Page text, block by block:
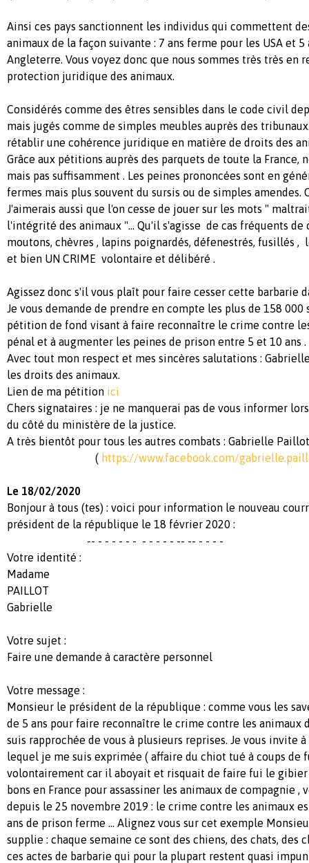
Ainsi ces pays sanctionnent les individus qui commettent
animaux de la façon suivante : 7 ans ferme pour les USA et
Angleterre. Vous voyez donc que nous sommes très très en
protection juridique des animaux.
Considérés comme des êtres sensibles dans le code civil
mais jugés comme de simples meubles auprès des
rétablir une cohérence juridique en matière de droits des
Grâce aux pétitions auprès des parquets de toute la France,
mais pas suffisamment . Les peines prononcées sont en
fermes mais plus souvent du sursis ou de simples amendes.
J'aimerais aussi que l'on cesse de jouer sur les mots "
l'intégrité des animaux "... Qu'il s'agisse de cas fréquents de
moutons, chèvres , lapins poignardés, défenestrés, fusillés
et bien UN CRIME volontaire et délibéré .
Agissez donc s'il vous plaît pour faire cesser cette barbarie
Je vous demande de prendre en compte les plus de 158 000
pétition de fond visant à faire reconnaître le crime contre
pénal et à augmenter les peines de prison entre 5 et 10 ans .
Avec tout mon respect et mes sincères salutations :
les droits des animaux.
Lien de ma pétition ici
Chers signataires : je ne manquerai pas de vous informer
du côté du ministère de la justice.
A très bientôt pour tous les autres combats : Gabrielle
( https://www.facebook.com/
Le 18/02/2020
Bonjour à tous (tes) : voici pour information le nouveau
président de la république le 18 février 2020 :
-- - - - - - - - - - - - -- -- - - - -
Votre identité :
Madame
PAILLOT
Gabrielle
Votre sujet :
Faire une demande à caractère personnel
Votre message :
Monsieur le président de la république : comme vous les
de 5 ans pour faire reconnaître le crime contre les animaux
suis rapprochée de vous à plusieurs reprises. Je vous invite
lequel je me suis exprimée ( affaire du chiot tué à coups de
volontairement car il aboyait et risquait de faire fui le gibier
bons en France pour assassiner les animaux de compagnie ,
depuis le 25 novembre 2019 : le crime contre les animaux
ans de prison ferme ... Alignez vous sur cet exemple
supplie : chaque semaine ce sont des chiens, des chats, des
ces actes de barbarie qui pour la plupart restent quasi